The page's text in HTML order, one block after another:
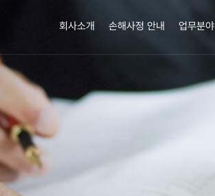
회사소개 손해사정 안내 업무분야